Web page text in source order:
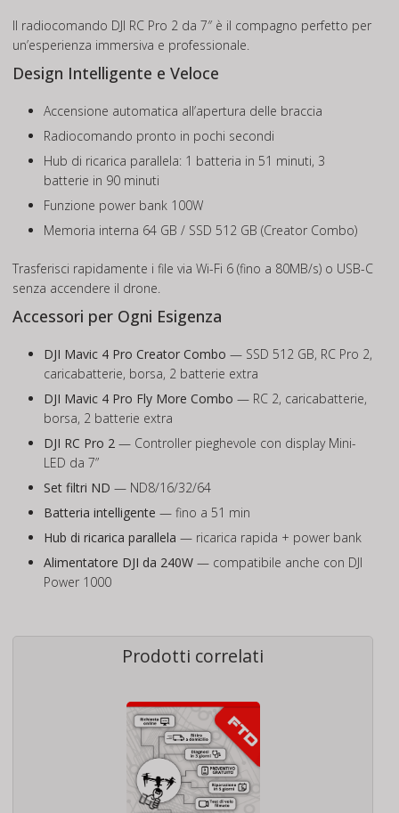
Il radiocomando DJI RC Pro 2 da 7″ è il compagno perfetto per
un’esperienza immersiva e professionale.
Design Intelligente e Veloce
Accensione automatica all’apertura delle braccia
Radiocomando pronto in pochi secondi
Hub di ricarica parallela: 1 batteria in 51 minuti, 3
batterie in 90 minuti
Funzione power bank 100W
Memoria interna 64 GB / SSD 512 GB (Creator Combo)
Trasferisci rapidamente i file via Wi-Fi 6 (fino a 80MB/s) o USB-C
senza accendere il drone.
Accessori per Ogni Esigenza
DJI Mavic 4 Pro Creator Combo — SSD 512 GB, RC Pro 2,
caricabatterie, borsa, 2 batterie extra
DJI Mavic 4 Pro Fly More Combo — RC 2, caricabatterie,
borsa, 2 batterie extra
DJI RC Pro 2 — Controller pieghevole con display Mini-
LED da 7”
Set filtri ND — ND8/16/32/64
Batteria intelligente — fino a 51 min
Hub di ricarica parallela — ricarica rapida + power bank
Alimentatore DJI da 240W — compatibile anche con DJI
Power 1000
Prodotti correlati